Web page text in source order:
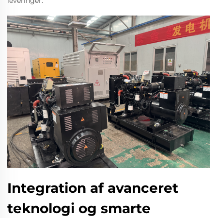
Integration af avanceret
teknologi og smarte